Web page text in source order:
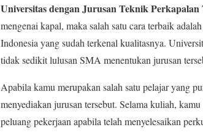
Universitas dengan Jurusan Teknik
mengenai kapal, maka salah satu cara terbaik
Indonesia yang sudah terkenal kualitasnya.
tidak sedikit lulusan SMA menentukan jurusan
Apabila kamu merupakan salah satu pelajar yang
menyediakan jurusan tersebut. Selama kuliah,
peluang pekerjaan apabila telah menyelesaikan